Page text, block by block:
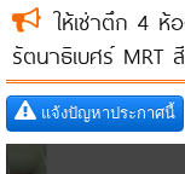
ให้เช่าตึก 4
รัตนาธิเบศร์ MRT
แจ้งปัญหาประกาศนี้